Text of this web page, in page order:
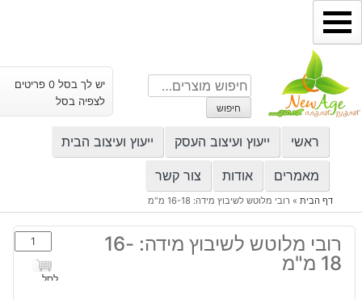
דילוג
לתוכן
חיפוש
עבור:
חיפוש
יש לך בסל 0 פריטים
לצפיה בסל
ראשי ייעוץ ועיצוב העסק ייעוץ ועיצוב הבית
מאמרים אודות צור קשר
דף הבית» רובי מלוטש לשיבוץ מידה: 16-18 מ"מ
רובי מלוטש לשיבוץ מידה: 16-
18 מ"מ
כמות
של
רובי
לסל